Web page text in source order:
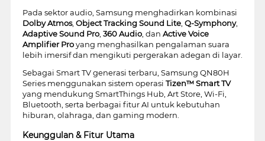
Pada sektor audio, Samsung menghadirkan kombinasi
Dolby Atmos, Object Tracking Sound Lite, Q-Symphony,
Adaptive Sound Pro, 360 Audio, dan Active Voice
Amplifier Proyang menghasilkan pengalaman suara
lebih imersif dan mengikuti pergerakan adegan di layar.
Sebagai Smart TV generasi terbaru, Samsung QN80H
Series menggunakan sistem operasi Tizen™ Smart TV
yang mendukung SmartThings Hub, Art Store, Wi-Fi,
Bluetooth, serta berbagai fitur AI untuk kebutuhan
hiburan, olahraga, dan gaming modern.
Keunggulan & Fitur Utama